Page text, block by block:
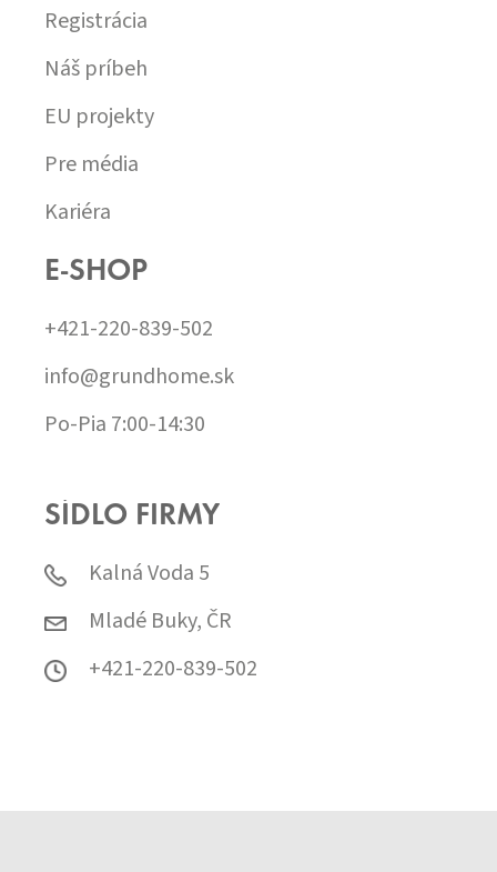
Registrácia
Náš príbeh
EU projekty
Pre média
Kariéra
E-SHOP
+421-220-839-502
info@grundhome.sk
Po-Pia 7:00-14:30
SÍDLO FIRMY
Kalná Voda 5
Mladé Buky, ČR
+421-220-839-502